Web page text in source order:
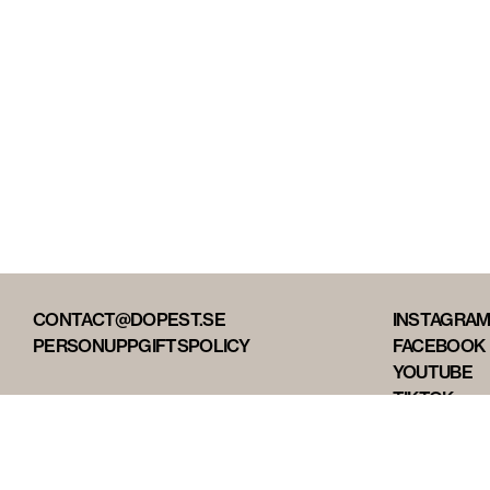
CONTACT@DOPEST.SE
PERSONUPPGIFTSPOLICY
INSTAGRAM
FACEBOOK
YOUTUBE
TIKTOK